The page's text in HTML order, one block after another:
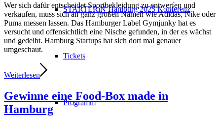
STARTERiN Hamburg 2025 Konferenz
Tickets
Programm
Wer sich dafür entscheidet Sportbekleidung zu entwerfen und
verkaufen, muss sich an ganz großen Namen wie Adidas, Nike oder
Puma messen lassen. Das Hamburger Label Gymjunky hat es
versucht und offensichtlich eine Nische gefunden, in der es wächst
und gedeiht. Hamburg Startups hat sich dort mal genauer
umgeschaut.
Weiterlesen
Gewinne eine Food-Box made in
Hamburg